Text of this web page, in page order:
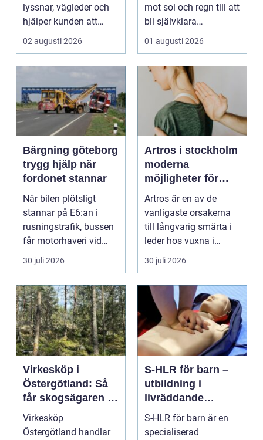
lyssnar, vägleder och
hjälper kunden att
känna sig tryg...
02 augusti 2026
mot sol och regn till att
bli självklara
modeplagg i stors...
01 augusti 2026
Bärgning göteborg
trygg hjälp när
fordonet stannar
När bilen plötsligt
stannar på E6:an i
rusningstrafik, bussen
får motorhaveri vid
hållplatsen eller ...
30 juli 2026
Artros i stockholm
moderna
möjligheter för
mindre smärta och
mer rörelse
Artros är en av de
vanligaste orsakerna
till långvarig smärta i
leder hos vuxna i
Sverige. Många i S...
30 juli 2026
Virkesköp i
Östergötland: Så
får skogsägaren ut
mer av sin skog
Virkesköp
Östergötland handlar
S-HLR för barn –
utbildning i
livräddande
insatser för
sjukvårdspersonal
S-HLR för barn är en
specialiserad